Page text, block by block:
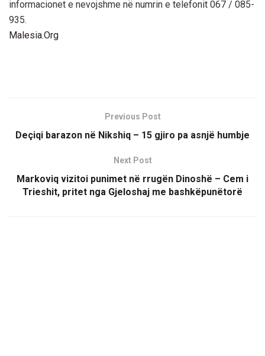
informacionet e nevojshme në numrin e telefonit 067 / 085-
935.
Malesia.Org
Previous Post
Deçiqi barazon në Nikshiq – 15 gjiro pa asnjë humbje
Next Post
Markoviq vizitoi punimet në rrugën Dinoshë – Cem i
Trieshit, pritet nga Gjeloshaj me bashkëpunëtorë